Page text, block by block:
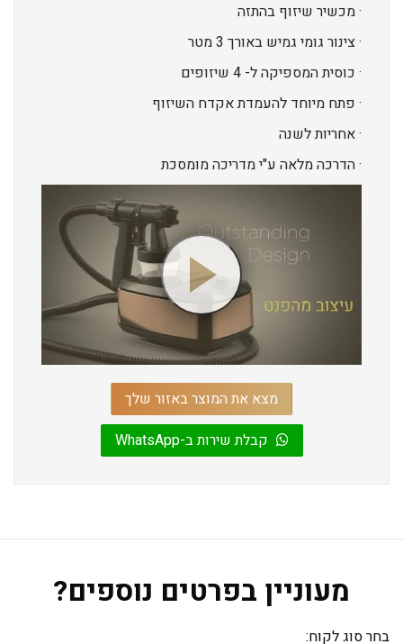
· מכשיר שיזוף בהתזה
· צינור גומי גמיש באורך 3 מטר
· כוסית המספיקה ל- 4 שיזופים
· פתח מיוחד להעמדת אקדח השיזוף
· אחריות לשנה
· הדרכה מלאה ע"י מדריכה מומסכת
מצא את המוצר באזור שלך
קבלת שירות ב-WhatsApp
מעוניין בפרטים נוספים?
בחר סוג לקוח: